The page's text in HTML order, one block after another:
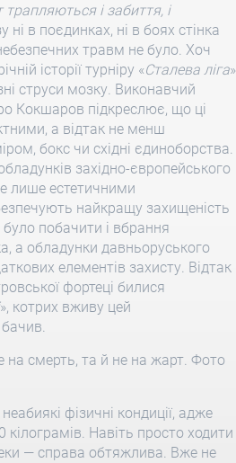
і забиття, і
ні в поєдинках, ні в боях стінка
травм не було. Хоч
історії турніру «Сталева ліга»
струси мозку. Виконавчий
Кокшаров підкреслює, що ці
а відтак не менш
бокс чи східні єдиноборства.
західно-європейського
лише естетичними
найкращу захищеність
побачити і вбрання
а обладунки давньоруського
елементів захисту. Відтак
фортеці билися
», котрих вживу цей
на смерть, та й не на жарт. Фото
фізичні кондиції, адже
кілограмів. Навіть просто ходити
— справа обтяжлива. Вже не